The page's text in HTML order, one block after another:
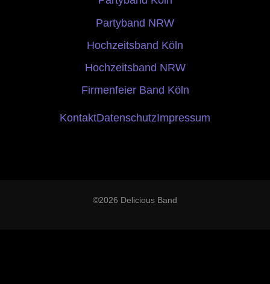
Partyband NRW
Hochzeitsband Köln
Hochzeitsband NRW
Firmenfeier Band Köln
KontaktDatenschutzImpressum
©2026 Delicious Band